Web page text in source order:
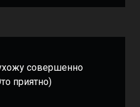
совершенно
приятно)